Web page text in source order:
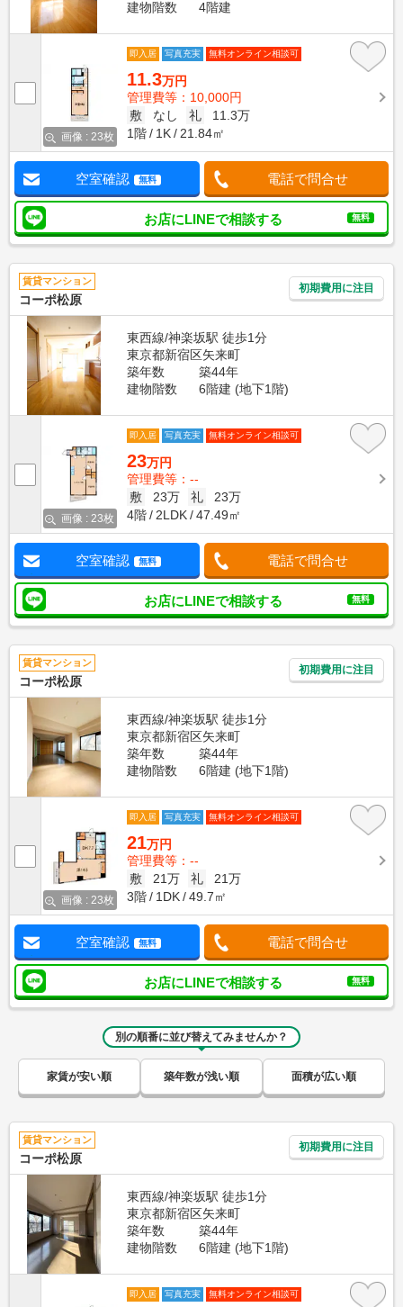
建物階数
4階建
画像 : 23枚
即入居 写真充実 無料オンライン相談可
11.3万円
管理費等：10,000円
敷
なし 礼
11.3万
1階
1K 21.84㎡
空室確認 無料 電話で問合せ
お店にLINEで相談する 無料
賃貸マンション
コーポ松原
初期費用に注目
東西線/神楽坂駅 徒歩1分
東京都新宿区矢来町
築年数
築44年
建物階数
6階建 (地下1階)
画像 : 23枚
即入居 写真充実 無料オンライン相談可
23万円
管理費等：--
敷
23万 礼
23万
4階
2LDK 47.49㎡
空室確認 無料 電話で問合せ
お店にLINEで相談する 無料
賃貸マンション
コーポ松原
初期費用に注目
東西線/神楽坂駅 徒歩1分
東京都新宿区矢来町
築年数
築44年
建物階数
6階建 (地下1階)
画像 : 23枚
即入居 写真充実 無料オンライン相談可
21万円
管理費等：--
敷
21万 礼
21万
3階
1DK 49.7㎡
空室確認 無料 電話で問合せ
お店にLINEで相談する 無料
別の順番に並び替えてみませんか？
家賃が安い順 築年数が浅い順 面積が広い順
賃貸マンション
コーポ松原
初期費用に注目
東西線/神楽坂駅 徒歩1分
東京都新宿区矢来町
築年数
築44年
建物階数
6階建 (地下1階)
即入居 写真充実 無料オンライン相談可